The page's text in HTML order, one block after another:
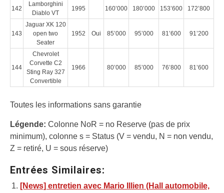
142
Lamborghini
Diablo VT
1995 160’000 180’000 153’600 172’800
143
Jaguar XK 120
open two
Seater
1952 Oui 85’000 95’000 81’600 91’200
144
Chevrolet
Corvette C2
Sting Ray 327
Convertible
1966 80’000 85’000 76’800 81’600
Toutes les informations sans garantie
Légende: Colonne NoR = no Reserve (pas de prix
minimum), colonne s = Status (V = vendu, N = non vendu,
Z = retiré, U = sous réserve)
Entrées Similaires:
[News] entretien avec Mario Illien (Hall automobile,